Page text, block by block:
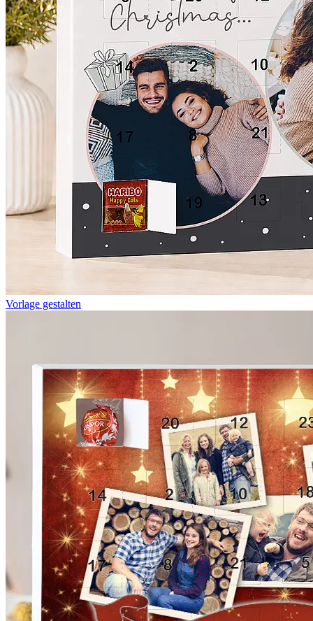
Vorlage gestalten